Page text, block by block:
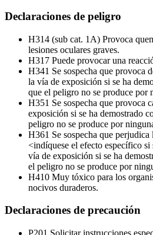
Declaraciones de peligro
H314 (sub cat. 1A) Provoca
lesiones oculares graves.
H317 Puede provocar una
H341 Se sospecha que provoca
la vía de exposición si se ha
que el peligro no se produce por
H351 Se sospecha que provoca
exposición si se ha demostrado
peligro no se produce por
H361 Se sospecha que
<indíquese el efecto específico
vía de exposición si se ha
el peligro no se produce por
H410 Muy tóxico para los
nocivos duraderos.
Declaraciones de precaución
P201 Solicitar instrucciones